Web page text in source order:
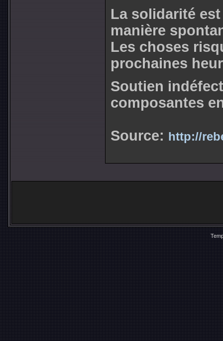
La solidarité
manière
Les choses
prochaines
Soutien
composantes
Source: http://